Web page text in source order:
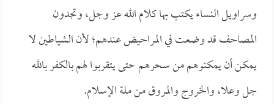
وسراويل النساء يكتب بها كلام الله عز وجل، وتجدون
المصاحف قد وضعت في المراحيض عندهم؛ لأن الشياطين لا
يمكن أن يمكنوهم من سحرهم حتى يتقربوا لهم بالكفر بالله
جل وعلا، والخروج والمروق من ملة الإسلام.